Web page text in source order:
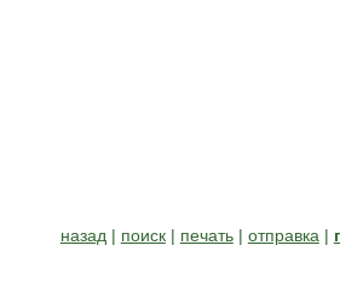
назад | поиск| печать| отправка |